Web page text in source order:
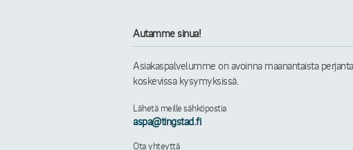
Autamme sinua!
Asiakaspalvelumme on avoinna maanantaista
koskevissa kysymyksissä.
Lähetä meille sähköpostia
aspa@tingstad.fi
Ota yhteyttä